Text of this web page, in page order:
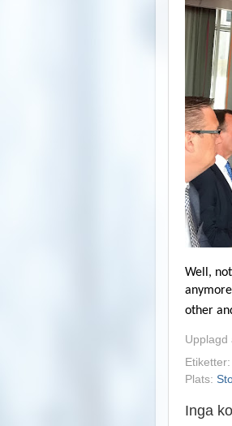
Well,
other
Upplagd
Etiketter:
Plats:
Inga